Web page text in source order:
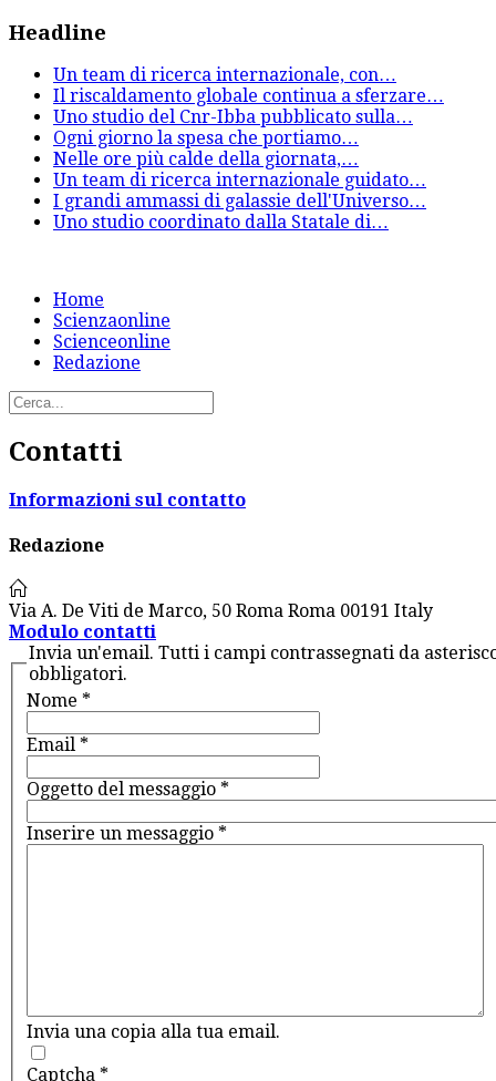
Headline
Un team di ricerca internazionale, con…
Il riscaldamento globale continua a sferzare…
Uno studio del Cnr-Ibba pubblicato sulla…
Ogni giorno la spesa che portiamo…
Nelle ore più calde della giornata,…
Un team di ricerca internazionale guidato…
I grandi ammassi di galassie dell'Universo…
Uno studio coordinato dalla Statale di…
Home
Scienzaonline
Scienceonline
Redazione
Contatti
Informazioni sul contatto
Redazione
Via A. De Viti de Marco, 50 Roma Roma 00191 Italy
Modulo contatti
Invia un'email. Tutti i campi contrassegnati da
obbligatori.
Nome *
Email *
Oggetto del messaggio *
Inserire un messaggio *
Invia una copia alla tua email.
Captcha *